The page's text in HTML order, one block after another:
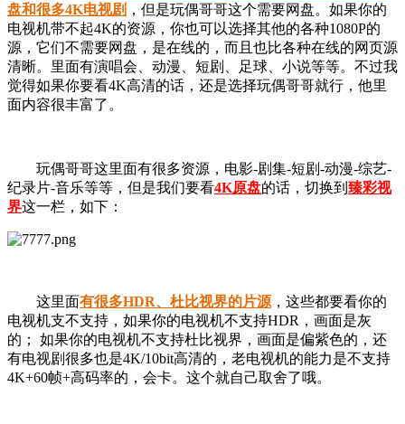
盘和很多4K电视剧 ，但是玩偶哥哥这个需要网盘。如果你的
电视机带不起4K的资源，你也可以选择其他的各种1080P的
源，它们不需要网盘，是在线的，而且也比各种在线的网页源
清晰。里面有演唱会、动漫、短剧、足球、小说等等。不过我
觉得如果你要看4K高清的话，还是选择玩偶哥哥就行，他里
面内容很丰富了。
玩偶哥哥这里面有很多资源，电影-剧集-短剧-动漫-综艺-
纪录片-音乐等等，但是我们要看4K原盘的话，切换到 臻彩视
界这一栏，如下：
这里面有很多HDR、杜比视界的片源 ，这些都要看你的
电视机支不支持，如果你的电视机不支持HDR，画面是灰
的； 如果你的电视机不支持杜比视界，画面是偏紫色的，还
有电视剧很多也是4K/10bit高清的，老电视机的能力是不支持
4K+60帧+高码率的，会卡。这个就自己取舍了哦。